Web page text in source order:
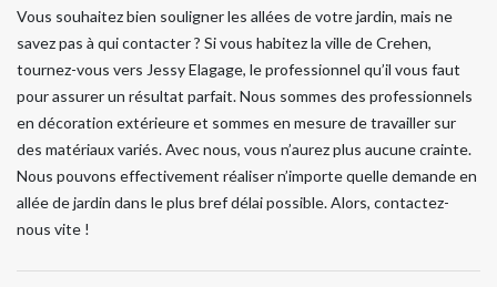
Vous souhaitez bien souligner les allées de votre jardin, mais ne
savez pas à qui contacter ? Si vous habitez la ville de Crehen,
tournez-vous vers Jessy Elagage, le professionnel qu’il vous faut
pour assurer un résultat parfait. Nous sommes des professionnels
en décoration extérieure et sommes en mesure de travailler sur
des matériaux variés. Avec nous, vous n’aurez plus aucune crainte.
Nous pouvons effectivement réaliser n’importe quelle demande en
allée de jardin dans le plus bref délai possible. Alors, contactez-
nous vite !